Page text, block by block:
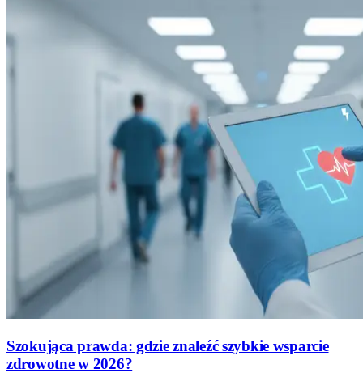
Szokująca prawda: gdzie znaleźć szybkie wsparcie
zdrowotne w 2026?